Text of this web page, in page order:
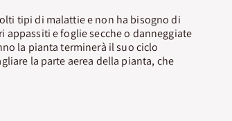
tipi di malattie e non ha bisogno di
appassiti e foglie secche o danneggiate
la pianta terminerà il suo ciclo
la parte aerea della pianta, che